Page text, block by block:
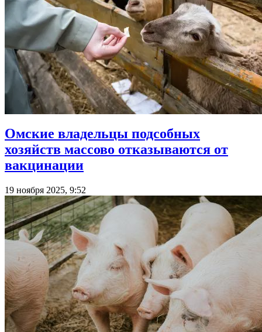
Омские владельцы подсобных
хозяйств массово отказываются от
вакцинации
19 ноября 2025, 9:52